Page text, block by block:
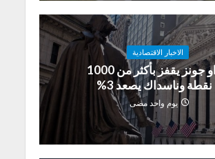
الاخبار الاقتصادية
داو جونز يقفز بأكثر من 1000
نقطة وناسداك يصعد 3%
يوم واحد مضى